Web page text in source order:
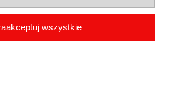
wszystkie